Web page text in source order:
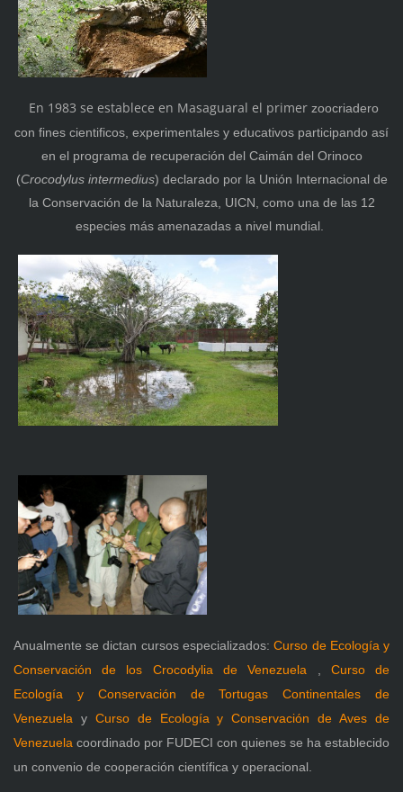
En 1983 se establece en Masaguaral el primer zoocriadero
con fines cientificos, experimentales y educativos participando así
en el programa de recuperación del Caimán del Orinoco
(Crocodylus intermedius) declarado por la Unión Internacional de
la Conservación de la Naturaleza, UICN, como una de las 12
especies más amenazadas a nivel mundial.
Anualmente se dictan cursos especializados:Curso de Ecología y
Conservación de los Crocodylia de Venezuela
Curso de
Ecología y Conservación de Tortugas Continentales de
Venezuela y Curso de Ecología y Conservación de Aves de
Venezuela coordinado por FUDECI con quienes se ha establecido
un convenio de cooperación científica y operacional.